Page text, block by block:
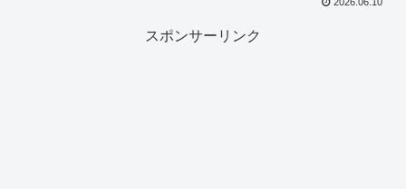
スポンサーリンク